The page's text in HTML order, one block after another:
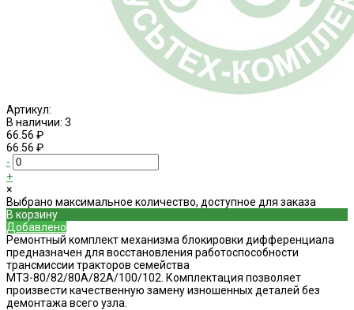
Артикул:
В наличии: 3
66.56 ₽
66.56 ₽
-
+
×
Выбрано максимальное количество, доступное для заказа
В корзину
Добавлено
Ремонтный комплект механизма блокировки дифференциала
предназначен для восстановления работоспособности
трансмиссии тракторов семейства
МТЗ-80/82/80А/82А/100/102. Комплектация позволяет
произвести качественную замену изношенных деталей без
демонтажа всего узла.